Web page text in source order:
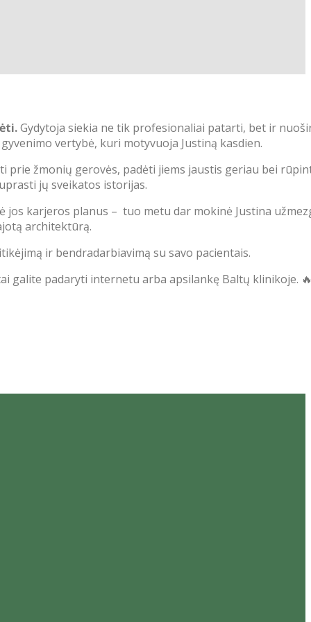
Gydytoja siekia ne tik profesionaliai patarti, bet ir
vertybė, kuri motyvuoja Justiną kasdien.
prie žmonių gerovės, padėti jiems jaustis geriau bei
jų sveikatos istorijas.
jos karjeros planus – tuo metu dar mokinė Justina
architektūrą.
ir bendradarbiavimą su savo pacientais.
galite padaryti internetu arba apsilankę Baltų klinikoje.